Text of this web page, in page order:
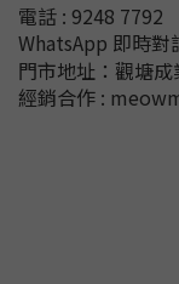
電話 : 9248 7792
WhatsApp 即時對
門市地址： 觀塘
經銷合作 :